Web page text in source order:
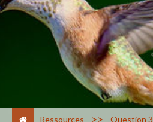
Ressources > Question 3